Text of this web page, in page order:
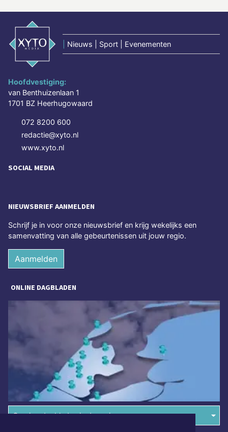
Nieuws | Sport | Evenementen
Hoofdvestiging:
van Benthuizenlaan 1
1701 BZ Heerhugowaard
072 8200 600
redactie@xyto.nl
www.xyto.nl
SOCIAL MEDIA
NIEUWSBRIEF AANMELDEN
Schrijf je in voor onze nieuwsbrief en krijg wekelijks een
samenvatting van alle gebeurtenissen uit jouw regio.
Aanmelden
ONLINE DAGBLADEN
Overige dagbladen in de regio